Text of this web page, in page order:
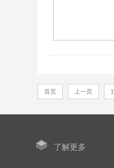
首页 上一页 1
了解更多